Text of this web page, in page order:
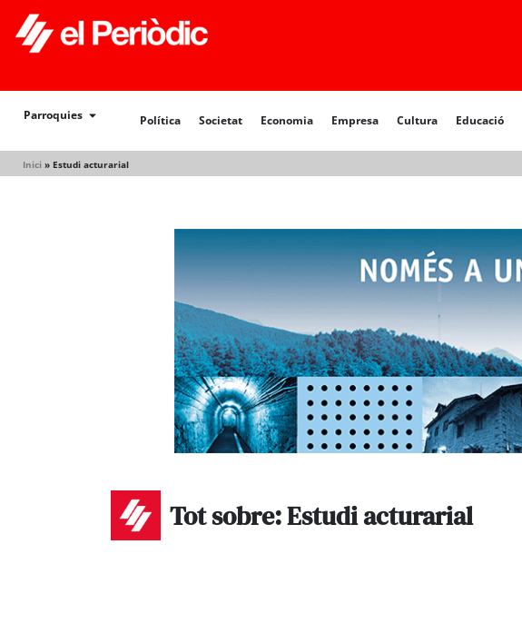
Parroquies Política Societat Economia Empresa Cultura Educació
Inici » Estudi acturarial
Política Societat
Tot sobre: Estudi acturarial